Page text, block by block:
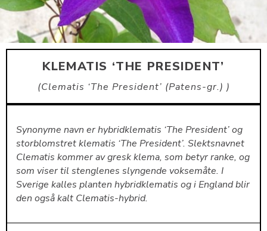
OM PLANTEPORTALEN
KONTAKT
KLEMATIS ‘THE PRESIDENT’
Clematis ‘The President’ (Patens-gr.)
Synonyme navn er hybridklematis ‘The President’ og
storblomstret klematis ‘The President’. Slektsnavnet
Clematis kommer av gresk klema, som betyr ranke, og
som viser til stenglenes slyngende voksemåte. I
Sverige kalles planten hybridklematis og i England blir
den også kalt Clematis-hybrid.